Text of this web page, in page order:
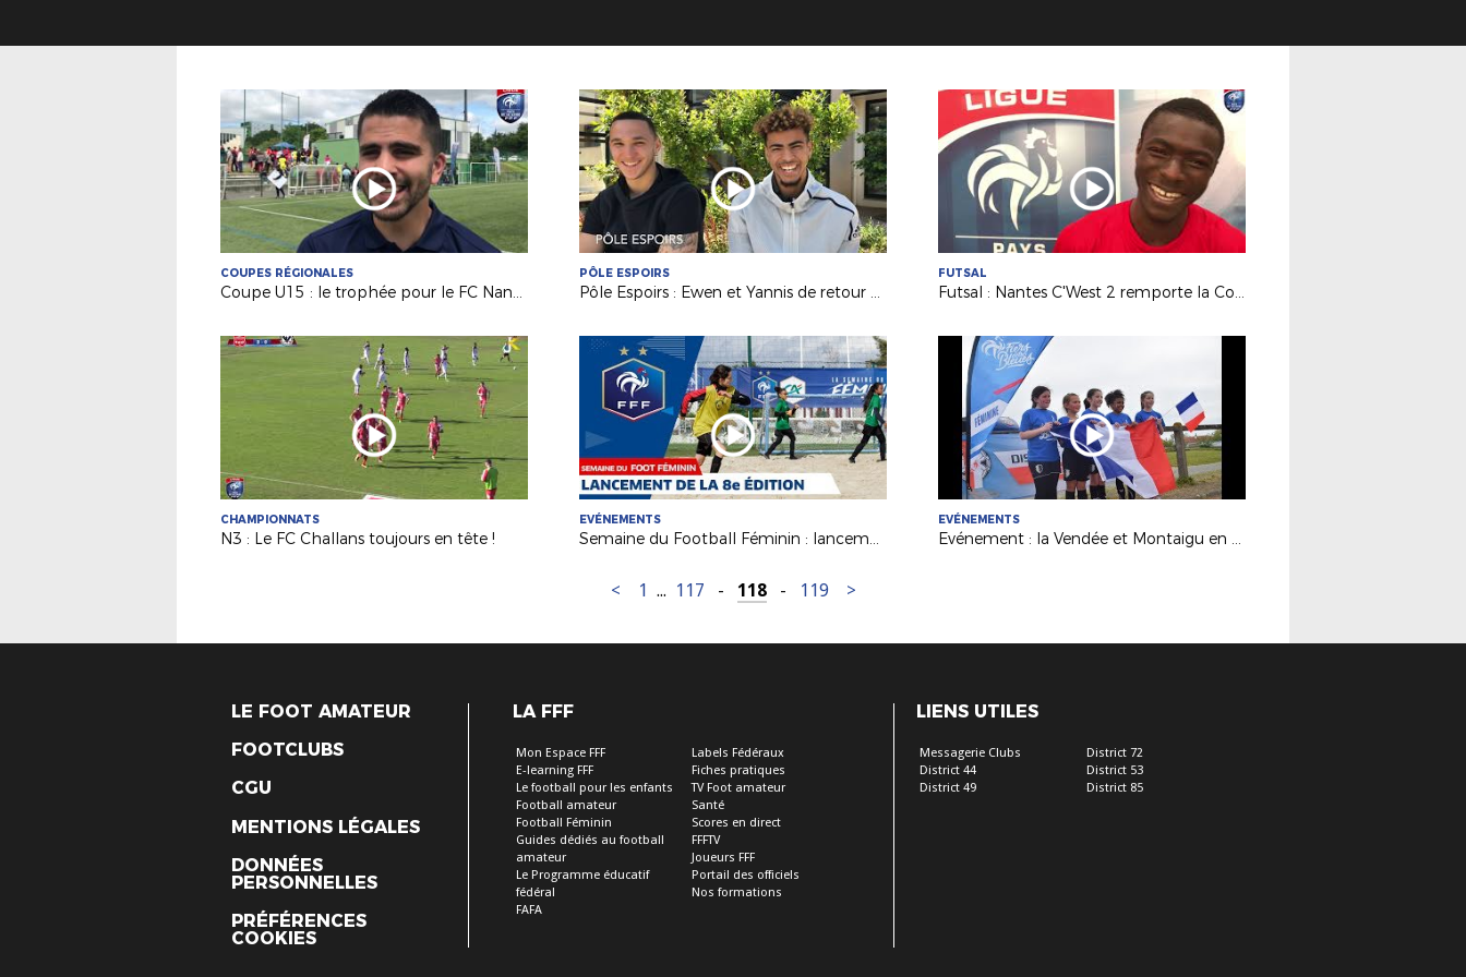
COUPES RÉGIONALES
Coupe U15 : le trophée pour le FC Nantes de Maxime Baty
PÔLE ESPOIRS
Pôle Espoirs : Ewen et Yannis de retour aux sources
FUTSAL
Futsal : Nantes C'West 2 remporte la Coupe régionale 2019 !
CHAMPIONNATS
N3 : Le FC Challans toujours en tête !
EVÉNEMENTS
Semaine du Football Féminin : lancement de l'édition 2019 !
EVÉNEMENTS
Evénement : la Vendée et Montaigu en mode "Fiers d'Etre Bleues"
< 1 ... 117 - 118 - 119 >
LE FOOT AMATEUR
FOOTCLUBS
CGU
MENTIONS LÉGALES
DONNÉES
PERSONNELLES
PRÉFÉRENCES
COOKIES
LA FFF
Mon Espace FFF
E-learning FFF
Le football pour les enfants
Football amateur
Football Féminin
Guides dédiés au football
amateur
Le Programme éducatif
fédéral
FAFA
Labels Fédéraux
Fiches pratiques
TV Foot amateur
Santé
Scores en direct
FFFTV
Joueurs FFF
Portail des officiels
Nos formations
LIENS UTILES
Messagerie Clubs
District 44
District 49
District 72
District 53
District 85